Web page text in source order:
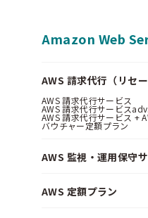
Amazon Web
AWS 請求代行（リセー
AWS 請求代行サービス
AWS 請求代行サービスadv.
AWS 請求代行サービス +
バウチャー定額プラン
AWS 監視・運用保守
AWS 定額プラン